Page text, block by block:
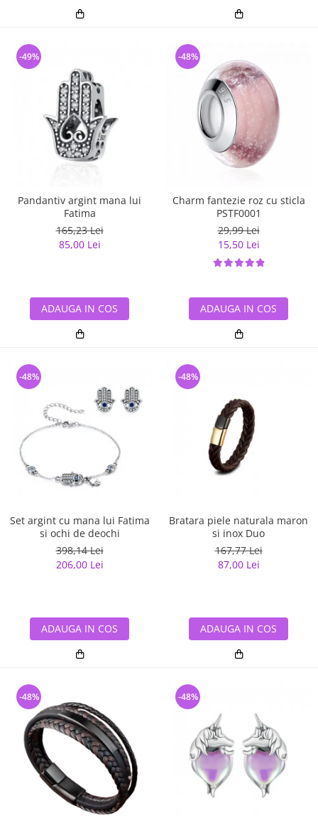
Pandantiv argint mana lui
Fatima
165,23 Lei
85,00 Lei
-49%
ADAUGA IN COS
Charm fantezie roz cu sticla
PSTF0001
29,99 Lei
15,50 Lei
-48%
ADAUGA IN COS
Set argint cu mana lui Fatima
si ochi de deochi
398,14 Lei
206,00 Lei
-48%
ADAUGA IN COS
Bratara piele naturala maron
si inox Duo
167,77 Lei
87,00 Lei
-48%
ADAUGA IN COS
-48% -48%